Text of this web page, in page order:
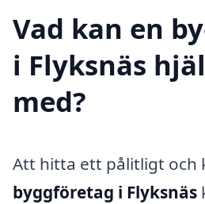
Vad kan en
i Flyksnäs
med?
Att hitta ett pålitligt och
byggföretag i Flyksnäs